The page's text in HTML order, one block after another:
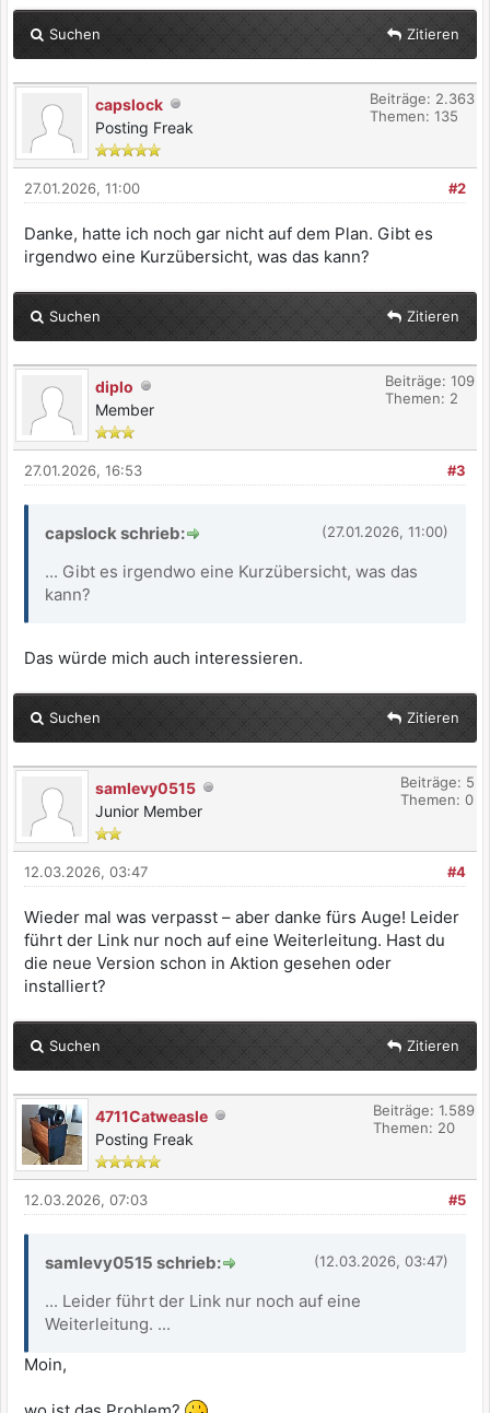
Suchen Zitieren
capslock
Posting Freak
Beiträge: 2.363
Themen: 135
#2
27.01.2026, 11:00
Danke, hatte ich noch gar nicht auf dem Plan. Gibt es
irgendwo eine Kurzübersicht, was das kann?
Suchen Zitieren
diplo
Member
Beiträge: 109
Themen: 2
#3
27.01.2026, 16:53
(27.01.2026, 11:00)
capslock schrieb:
... Gibt es irgendwo eine Kurzübersicht, was das
kann?
Das würde mich auch interessieren.
Suchen Zitieren
samlevy0515
Junior Member
Beiträge: 5
Themen: 0
#4
12.03.2026, 03:47
Wieder mal was verpasst – aber danke fürs Auge! Leider
führt der Link nur noch auf eine Weiterleitung. Hast du
die neue Version schon in Aktion gesehen oder
installiert?
Suchen Zitieren
4711Catweasle
Posting Freak
Beiträge: 1.589
Themen: 20
#5
12.03.2026, 07:03
(12.03.2026, 03:47)
samlevy0515 schrieb:
... Leider führt der Link nur noch auf eine
Weiterleitung. ...
Moin,